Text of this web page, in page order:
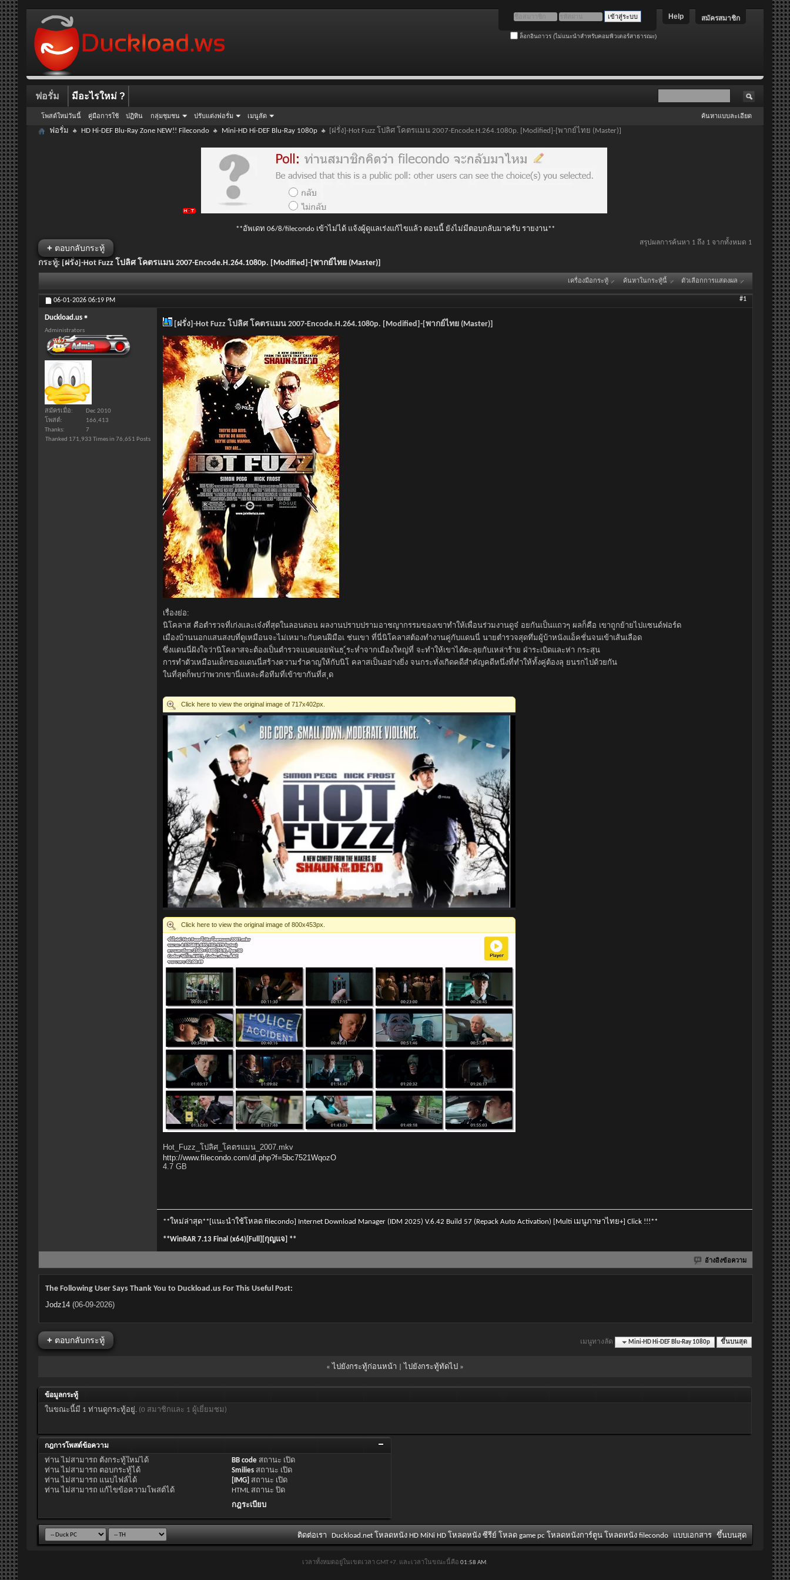
สมัครสมาชิก
Help
ล็อกอินถาวร (ไม่แนะนำสำหรับคอมพิวเตอร์สาธารณะ)
ฟอรั่ม
โพสต์ใหม่วันนี้ คู่มือการใช้ ปฏิทิน กลุ่มชุมชน ปรับแต่งฟอรั่ม เมนูลัด
มีอะไรใหม่ ?
ค้นหาแบบละเอียด
ฟอรั่ม HD Hi-DEF Blu-Ray Zone NEW!! Filecondo Mini-HD Hi-DEF Blu-Ray 1080p [ฝรั่ง]-Hot Fuzz โปลิศ โคตรแมน 2007-Encode.H.264.1080p. [Modified]-[พากย์ไทย (Master)]
**อัพเดท 06/8/filecondo เข้าไม่ได้ แจ้งผู้ดูแลเร่งแก้ไขแล้ว ตอนนี้ ยังไม่มีตอบกลับมาครับ รายงาน**
+ ตอบกลับกระทู้
สรุปผลการค้นหา 1 ถึง 1 จากทั้งหมด 1
กระทู้: [ฝรั่ง]-Hot Fuzz โปลิศ โคตรแมน 2007-Encode.H.264.1080p. [Modified]-[พากย์ไทย (Master)]
เครื่องมือกระทู้ ค้นหาในกระทู้นี้ ตัวเลือกการแสดงผล
06-01-2026 06:19 PM #1
Duckload.us
Administrators
สมัครเมื่อ
Dec 2010
โพสต์
166,413
Thanks
7
Thanked 171,933 Times in 76,651 Posts
[ฝรั่ง]-Hot Fuzz โปลิศ โคตรแมน 2007-Encode.H.264.1080p. [Modified]-[พากย์ไทย (Master)]
เรื่องย่อ:
นิโคลาส คือตำรวจที่เก่งและเจ๋งที่สุดในลอนดอน ผลงานปราบปรามอาชญากรรมของเขาทำให้เพื่อนร่วมงานดูจ๋ อยกันเป็นแถวๆ ผลก็คือ เขาถูกย้ายไปแซนด์ฟอร์ด
เมืองบ้านนอกแสนสงบที่ดูเหมือนจะไม่เหมาะกับคนฝีมือเ ช่นเขา ที่นี่นิโคลาสต้องทำงานคู่กับแดนนี่ นายตำรวจสุดทึ่มผู้บ้าหนังแอ็คชั่นจนเข้าเส้นเลือด
ซึ่งแดนนี่ฝังใจว่านิโคลาสจะต้องเป็นตำรวจแบดบอยพันธ ุ์ระห่ำจากเมืองใหญ่ที่ จะทำให้เขาได้ตะลุยกับเหล่าร้าย ฝ่าระเบิดและห่า กระสุน
การทำตัวเหมือนเด็กของแดนนี่สร้างความรำคาญให้กับนิโ คลาสเป็นอย่างยิ่ง จนกระทั่งเกิดคดีสำคัญคดีหนึ่งที่ทำให้ทั้งคู่ต้องลุ ยนรกไปด้วยกัน
ในที่สุดก็พบว่าพวกเขานี่แหละคือทีมที่เข้าขากันที่ส ุด
Hot_Fuzz_โปลิศ_โคตรแมน_2007.mkv
http://www.filecondo.com/dl.php?f=5bc7521WqozO
4.7 GB
**ใหม่ล่าสุด**[แนะนำใช้โหลด filecondo] Internet Download Manager (IDM 2025) V.6.42 Build 57 (Repack Auto Activation) [Multi เมนูภาษาไทย+] Click !!!**
**WinRAR 7.13 Final (x64)[Full][กุญแจ] **
อ้างอิงข้อความ
The Following User Says Thank You to Duckload.us For This Useful Post:
Jodz14 (06-09-2026)
+ ตอบกลับกระทู้ เมนูทางลัด Mini-HD Hi-DEF Blu-Ray 1080p ขึ้นบนสุด
« ไปยังกระทู้ก่อนหน้า ไปยังกระทู้ทัดไป »
ข้อมูลกระทู้
ในขณะนี้มี 1 ท่านดูกระทู้อยู่. (0 สมาชิกและ 1 ผู้เยี่ยมชม)
กฎการโพสต์ข้อความ
ท่าน ไม่สามารถ ตั้งกระทู้ใหม่ได้
ท่าน ไม่สามารถ ตอบกระทู้ได้
ท่าน ไม่สามารถ แนบไฟล์ได้
ท่าน ไม่สามารถ แก้ไขข้อความโพสต์ได้
BB code สถานะ เปิด
Smilies สถานะ เปิด
[IMG]
สถานะ เปิด
HTML สถานะปิด
กฎระเบียบ
ติดต่อเรา Duckload.net โหลดหนัง HD MiNi HD โหลดหนัง ซีรีย์ โหลด game pc โหลดหนังการ์ตูน โหลดหนัง filecondo แบบเอกสาร ขึ้นบนสุด
เวลาทั้งหมดอยู่ในเขตเวลา GMT +7. และเวลาในขณะนี้คือ 01:58 AM.